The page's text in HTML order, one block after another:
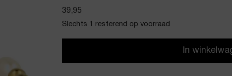
39,95
Slechts 1 resterend op voorraad
In